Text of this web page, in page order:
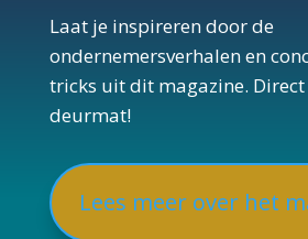
Laat je inspireren door de
ondernemersverhalen en
tricks uit dit magazine.
deurmat!
Lees meer over het